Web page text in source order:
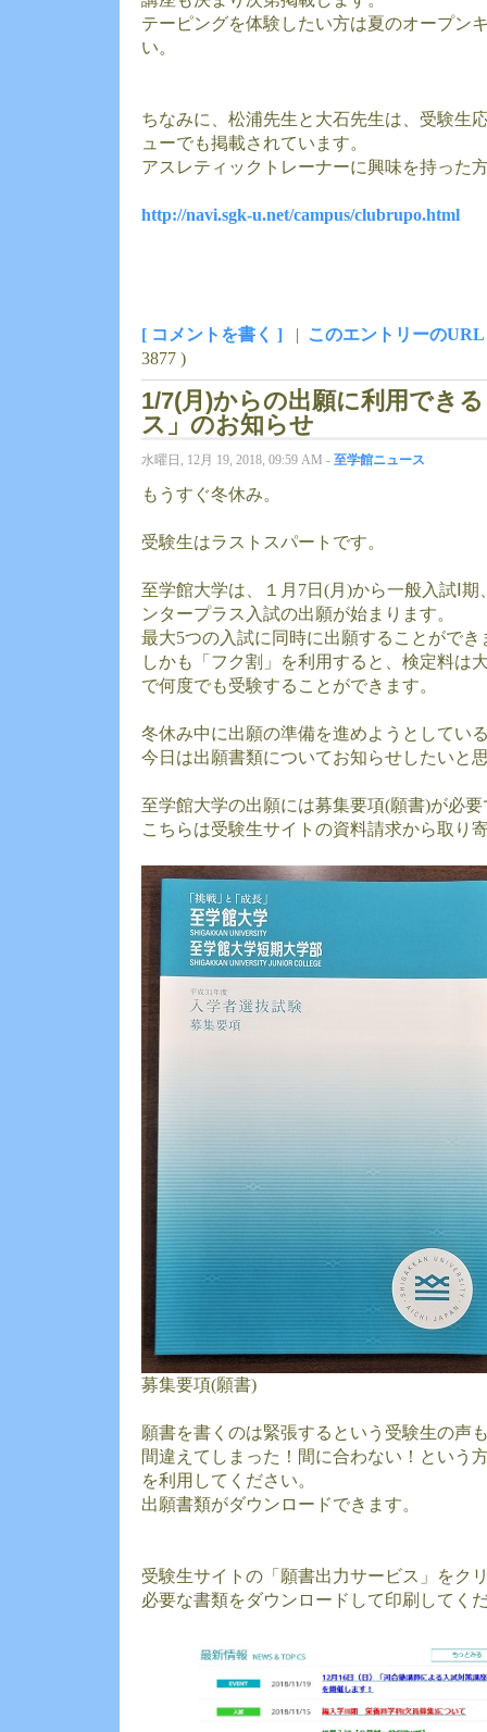
テーピングを体験したい方は夏のオープン
い。
ちなみに、松浦先生と大石先生は、受験生
ューでも掲載されています。
アスレティックトレーナーに興味を持った
http://navi.sgk-u.net/campus/clubrupo.html
[ コメントを書く ] | このエントリーのURL
3877 )
1/7(月)からの出願に利用でき
ス」のお知らせ
水曜日, 12月 19, 2018, 09:59 AM - 至学館ニュース
もうすぐ冬休み。
受験生はラストスパートです。
至学館大学は、１月7日(月)から一般入試Ⅰ
ンタープラス入試の出願が始まります。
最大5つの入試に同時に出願することができ
しかも「フク割」を利用すると、検定料は
で何度でも受験することができます。
冬休み中に出願の準備を進めようとしてい
今日は出願書類についてお知らせしたいと
至学館大学の出願には募集要項(願書)が必
こちらは受験生サイトの資料請求から取り
募集要項(願書)
願書を書くのは緊張するという受験生の声
間違えてしまった！間に合わない！という
を利用してください。
出願書類がダウンロードできます。
受験生サイトの「願書出力サービス」をク
必要な書類をダウンロードして印刷してく